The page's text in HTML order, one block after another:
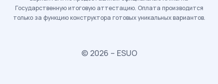
Государственную итоговую аттестацию. Оплата производится
только за функцию конструктора готовых уникальных вариантов.
© 2026 – ESUO